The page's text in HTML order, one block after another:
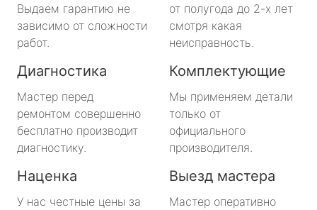
Выдаем гарантию не
зависимо от сложности
работ.
от полугода до 2-х лет
смотря какая
неисправность.
Диагностика
Мастер перед
ремонтом совершенно
бесплатно производит
диагностику.
Комплектующие
Мы применяем детали
только от
официального
производителя.
Наценка
У нас честные цены за
Выезд мастера
Мастер оперативно